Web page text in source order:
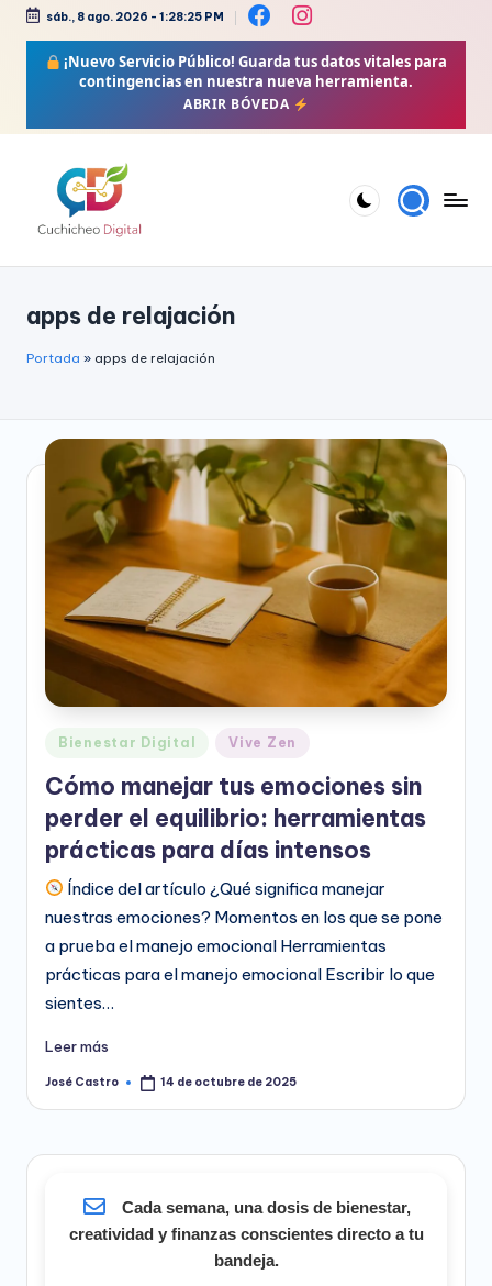
sáb., 8 ago. 2026 - 1:28:25 PM
¡Nuevo Servicio Público! Guarda tus datos vitales para
contingencias en nuestra nueva herramienta.
ABRIR BÓVEDA
c
h
c
h
o
D
it
Crochet,
apps de relajación
Portada » apps de relajación
Publicado
Bienestar Digital Vive Zen
Cómo manejar tus emociones sin
perder el equilibrio: herramientas
prácticas para días intensos
Índice del artículo ¿Qué significa manejar
nuestras emociones? Momentos en los que se pone
a prueba el manejo emocional Herramientas
prácticas para el manejo emocional Escribir lo que
sientes…
Leer más
Publicado
José Castro 14 de octubre de 2025
Cada semana, una dosis de bienestar,
creatividad y finanzas conscientes directo a tu
bandeja.